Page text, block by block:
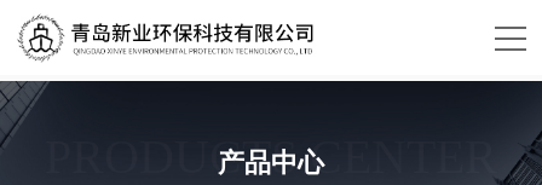
PRODUCTS CENTER
产品中心